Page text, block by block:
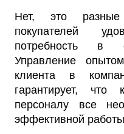
Нет, это
покупателей
потребность в
Управление
клиента в
гарантирует, что
персоналу все
эффективной